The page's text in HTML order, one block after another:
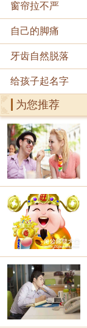
窗帘拉不严
自己的脚痛
牙齿自然脱落
给孩子起名字
为您推荐